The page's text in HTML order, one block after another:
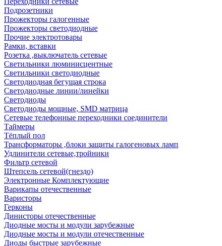
Подрозетники
Прожекторы галогенные
Прожекторы светодиодные
Прочие электротовары
Рамки, вставки
Розетка ,выключатель сетевые
Светильники люминисцентные
Светильники светодиодные
Светодиодная бегущая строка
Светодиодные линии/линейки
Светодиоды
Светодиоды мощные, SMD матрица
Сетевые телефонные переходники соединители
Таймеры
Тёплый пол
Трансформаторы ,блоки защиты галогеновых ламп
Удлинители сетевые,тройники
Фильтр сетевой
Штепсель сетевой(гнездо)
Электронные Комплектующие
Варикапы отечественные
Варисторы
Герконы
Динисторы отечественные
Диодные мосты и модули зарубежные
Диодные мосты и модули отечественные
Диоды быстрые зарубежные